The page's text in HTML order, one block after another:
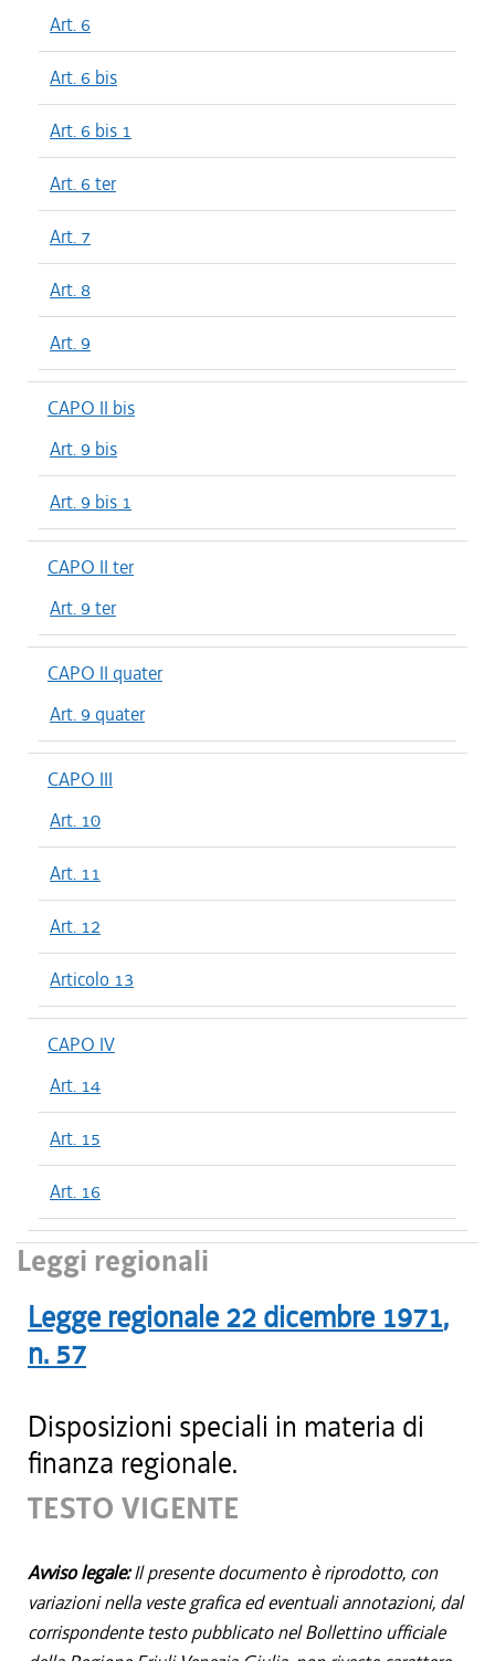
Art. 6
Art. 6 bis
Art. 6 bis 1
Art. 6 ter
Art. 7
Art. 8
Art. 9
CAPO II bis
Art. 9 bis
Art. 9 bis 1
CAPO II ter
Art. 9 ter
CAPO II quater
Art. 9 quater
CAPO III
Art. 10
Art. 11
Art. 12
Articolo 13
CAPO IV
Art. 14
Art. 15
Art. 16
Leggi regionali
Legge regionale 22 dicembre 1971,
n. 57
Disposizioni speciali in materia di
finanza regionale.
TESTO VIGENTE
Avviso legale:Il presente documento è riprodotto, con
variazioni nella veste grafica ed eventuali annotazioni, dal
corrispondente testo pubblicato nel Bollettino ufficiale